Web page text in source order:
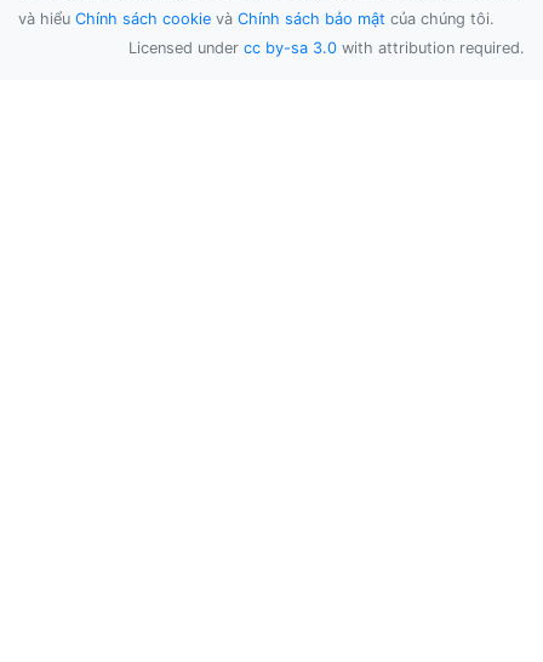
và hiểu Chính sách cookie và Chính sách bảo mật của chúng tôi.
Licensed under cc by-sa 3.0 with attribution required.